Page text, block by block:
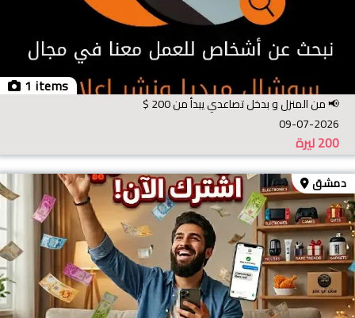
1 items
​📢 من المنزل و بدخل تصاعدي يبدأ من 200 $
09-07-2026
ليرة200
دمشق